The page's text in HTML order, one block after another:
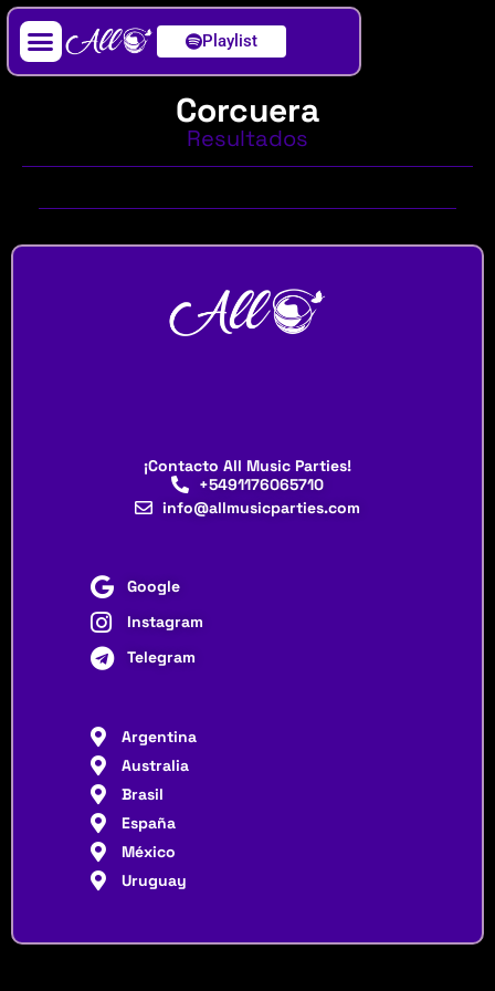
Playlist
Corcuera
Resultados
¡Contacto All Music Parties!
+5491176065710
info@allmusicparties.com
Google
Instagram
Telegram
Argentina
Australia
Brasil
España
México
Uruguay